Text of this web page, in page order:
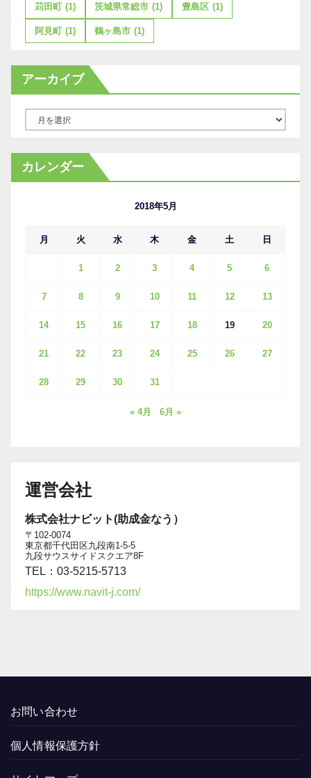
苅田町 (1) 茨城県常総市 (1) 豊島区 (1)
阿見町 (1) 鶴ヶ島市 (1)
アーカイブ
カ
イ
カレンダー
2018年5月
月 火 水 木 金 土 日
1 2 3 4 5 6
7 8 9 10 11 12 13
14 15 16 17 18 19 20
21 22 23 24 25 26 27
28 29 30 31
« 4月 6月 »
運営会社
株式会社ナビット(助成金なう）
〒102-0074
東京都千代田区九段南1-5-5
九段サウスサイドスクエア8F
TEL：03-5215-5713
https://www.navit-j.com/
お問い合わせ
個人情報保護方針